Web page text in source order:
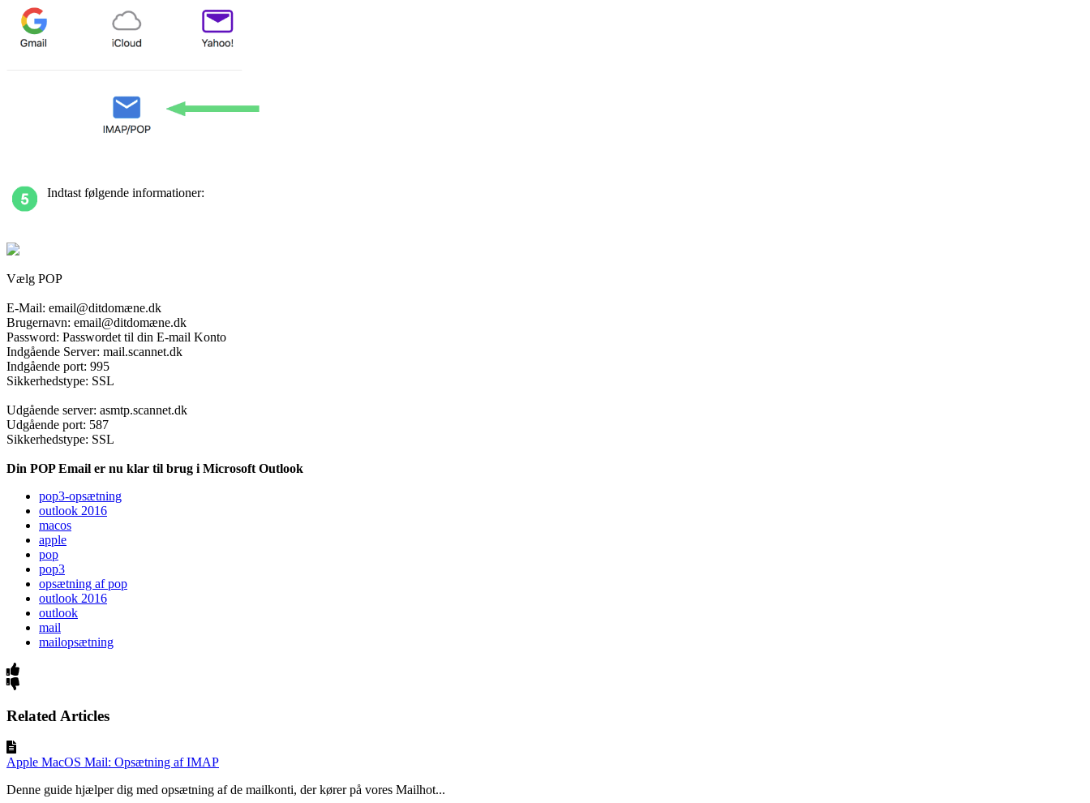
Indtast følgende informationer:
Vælg POP
E-Mail: email@ditdomæne.dk
Brugernavn: email@ditdomæne.dk
Password: Passwordet til din E-mail Konto
Indgående Server: mail.scannet.dk
Indgående port: 995
Sikkerhedstype: SSL
Udgående server: asmtp.scannet.dk
Udgående port: 587
Sikkerhedstype: SSL
Din POP Email er nu klar til brug i Microsoft Outlook
pop3-opsætning
outlook 2016
macos
apple
pop
pop3
opsætning af pop
outlook 2016
outlook
mail
mailopsætning
Related Articles
Apple MacOS Mail: Opsætning af IMAP
Denne guide hjælper dig med opsætning af de mailkonti, der kører på vores Mailhot...